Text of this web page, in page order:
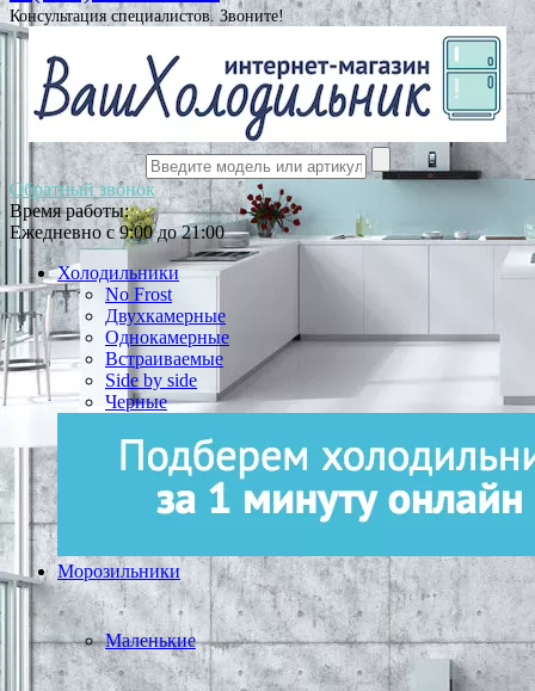
Консультация специалистов. Звоните!
Обратный звонок
Время работы:
Ежедневно с 9:00 до 21:00
Холодильники
No Frost
Двухкамерные
Однокамерные
Встраиваемые
Side by side
Черные
Морозильники
Маленькие